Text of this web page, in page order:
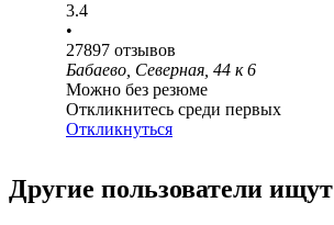
3.4
•
27897 отзывов
Бабаево, Северная, 44 к 6
Можно без резюме
Откликнитесь среди первых
Откликнуться
Другие пользователи ищут